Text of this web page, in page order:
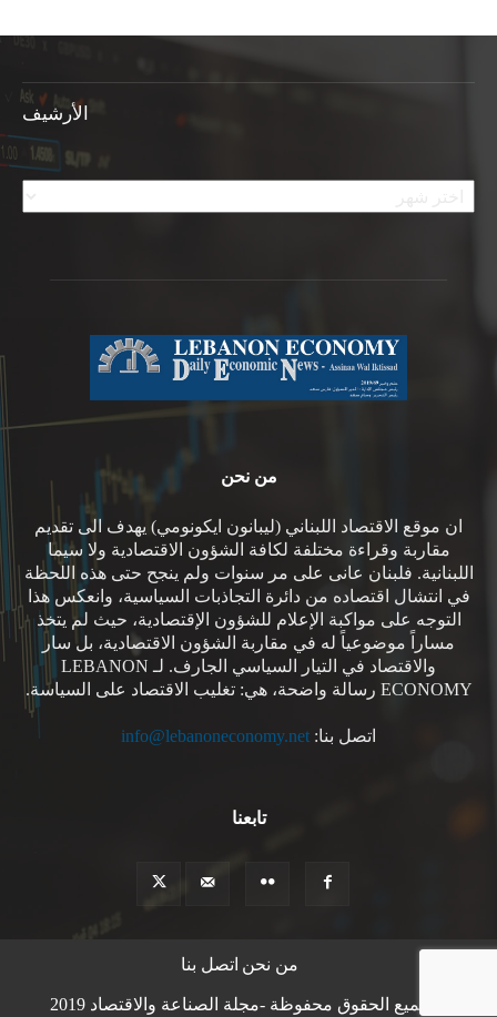
الأرشيف
الأرشيف
من نحن
ان موقع الاقتصاد اللبناني (ليبانون ايكونومي) يهدف الى تقديم
مقاربة وقراءة مختلفة لكافة الشؤون الاقتصادية ولا سيما
اللبنانية. فلبنان عانى على مر سنوات ولم ينجح حتى هذه اللحظة
في انتشال اقتصاده من دائرة التجاذبات السياسية، وانعكس هذا
التوجه على مواكبة الإعلام للشؤون الإقتصادية، حيث لم يتخذ
مساراً موضوعياً له في مقاربة الشؤون الاقتصادية، بل سار
والاقتصاد في التيار السياسي الجارف. لـ LEBANON
ECONOMY رسالة واضحة، هي: تغليب الاقتصاد على السياسة.
اتصل بنا: info@lebanoneconomy.net
تابعنا
من نحن اتصل بنا
© جميع الحقوق محفوظة -مجلة الصناعة والاقتصاد 2019